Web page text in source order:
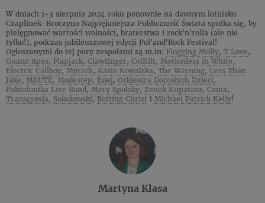
W dniach 1-3 sierpnia 2024 roku ponownie na dawnym lotnisku
Czaplinek-Broczyno Najpiękniejsza Publiczność Świata spotka się, by
pielęgnować wartości wolności, braterstwa i rock'n'rolla (ale nie
tylko!), podczas jubileuszowej edycji Pol'and'Rock Festival!
Ogłoszonymi do tej pory zespołami są m.in: Flogging Molly, T.Love,
Guano Apes, Flapjack, Clawfinger, CelKilt, Motionless in White,
Electric Callboy, Myrath, Kasia Kowalska, The Warning, Less Than
Jake, MEUTE, Modestep, Enej, Orkiestra Dorosłych Dzieci,
Paktofonika Live Band , Mery Spolsky, Zenek Kupatasa, Coma,
Transgresja, Sokołowski, Rotting Christ i Michael Patrick Kelly!
Martyna Klasa